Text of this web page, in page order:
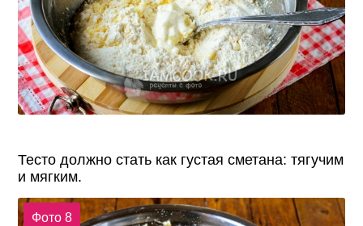
Тесто должно стать как густая сметана: тягучим
и мягким.
Фото 8